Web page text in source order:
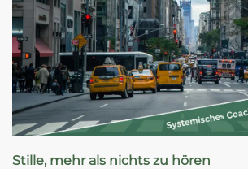
Stille, mehr als nichts zu hören